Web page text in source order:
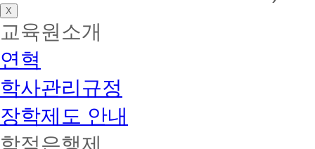
X
교육원소개
연혁
학사관리규정
장학제도 안내
학점은행제